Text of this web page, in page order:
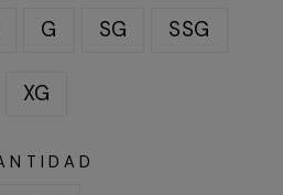
G SG SSG
XG